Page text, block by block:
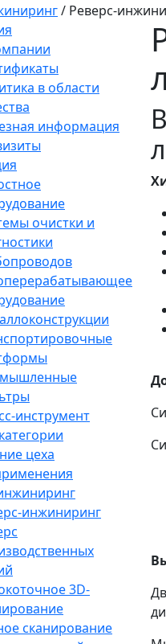
/ Реверс-
в области
информация
очистки и
инструмент
цеха
инжиниринг
3D-
сканирование